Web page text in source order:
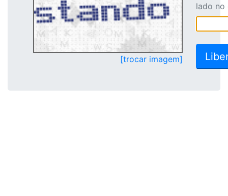
[trocar imagem]
lado no